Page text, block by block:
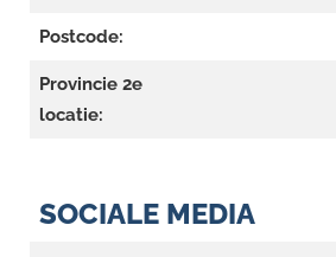
Postcode:
Provincie 2e
locatie:
SOCIALE MEDIA